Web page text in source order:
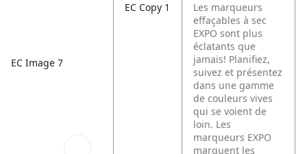
EC Image 7
EC Copy 1
Les marqueurs
effaçables à sec
EXPO sont plus
éclatants que
jamais! Planifiez,
suivez et présentez
dans une gamme
de couleurs vives
qui se voient de
loin. Les
marqueurs EXPO
marquent les